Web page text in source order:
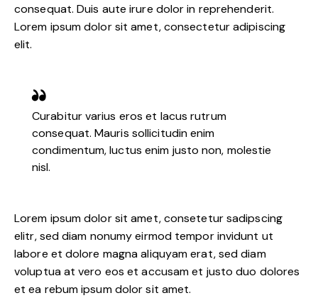
consequat. Duis aute irure dolor in reprehenderit.
Lorem ipsum dolor sit amet, consectetur adipiscing
elit.
Curabitur varius eros et lacus rutrum
consequat. Mauris sollicitudin enim
condimentum, luctus enim justo non, molestie
nisl.
Lorem ipsum dolor sit amet, consetetur sadipscing
elitr, sed diam nonumy eirmod tempor invidunt ut
labore et dolore magna aliquyam erat, sed diam
voluptua at vero eos et accusam et justo duo dolores
et ea rebum ipsum dolor sit amet.